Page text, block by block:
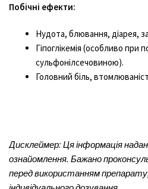
Побічні ефекти:
Нудота, блювання, діарея,
Гіпоглікемія (особливо при
сульфонілсечовиною).
Головний біль,
Дисклеймер: Ця інформація
ознайомлення. Бажано
перед використанням